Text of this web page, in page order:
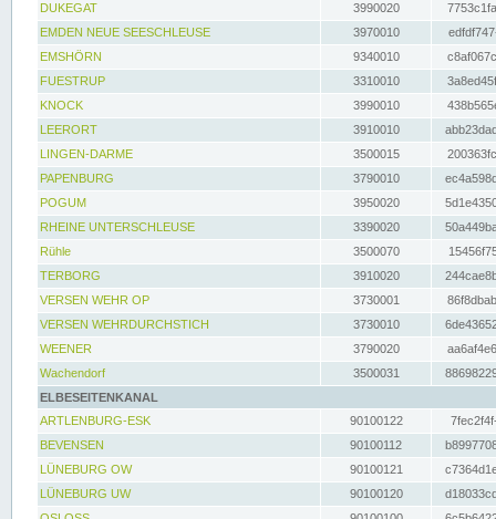
DUKEGAT
3990020
EMDEN NEUE SEESCHLEUSE
3970010
EMSHÖRN
9340010
FUESTRUP
3310010
KNOCK
3990010
LEERORT
3910010
LINGEN-DARME
3500015
PAPENBURG
3790010
POGUM
3950020
RHEINE UNTERSCHLEUSE
3390020
Rühle
3500070
TERBORG
3910020
VERSEN WEHR OP
3730001
VERSEN WEHRDURCHSTICH
3730010
WEENER
3790020
Wachendorf
3500031
ELBESEITENKANAL
ARTLENBURG-ESK
90100122
BEVENSEN
90100112
LÜNEBURG OW
90100121
LÜNEBURG UW
90100120